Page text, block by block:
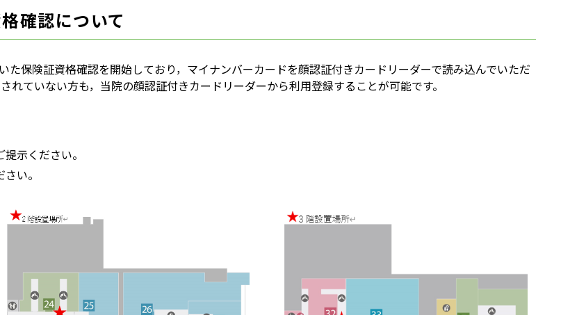
確認について
保険証資格確認を開始しており，マイナンバーカードを顔認証付きカードリーダーで読み込んでいただ
ていない方も，当院の顔認証付きカードリーダーから利用登録することが可能です。
示ください。
い。